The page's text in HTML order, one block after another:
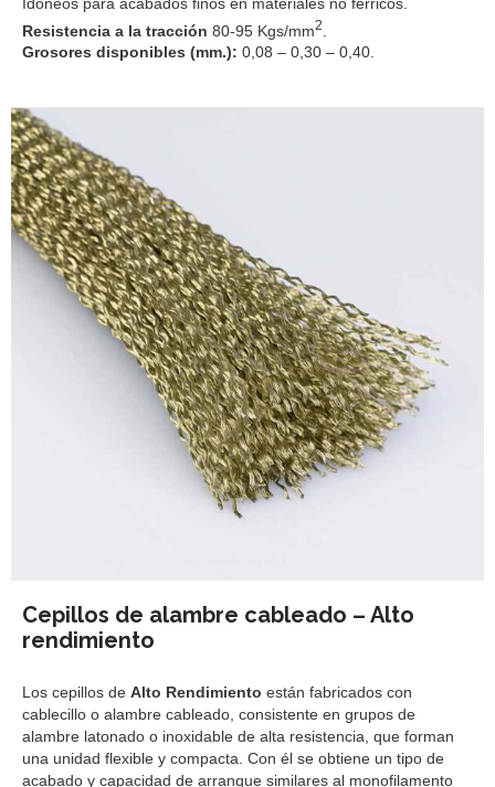
Resistencia a la tracción 80-95 Kgs/mm2
Grosores disponibles (mm.): 0,08 – 0,30 – 0,40.
Cepillos de alambre cableado – Alto
rendimiento
Los cepillos de Alto Rendimiento están fabricados con
cablecillo o alambre cableado, consistente en grupos de
alambre latonado o inoxidable de alta resistencia, que forman
una unidad flexible y compacta. Con él se obtiene un tipo de
acabado y capacidad de arranque similares al monofilamento